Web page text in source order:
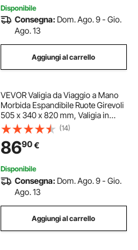
Disponibile
Consegna: Dom. Ago. 9 - Gio.
Ago. 13
Aggiungi al carrello
VEVOR Valigia da Viaggio a Mano
Morbida Espandibile Ruote Girevoli
505 x 340 x 820 mm, Valigia in
Tessuto Bagaglio a Mano con Tasca
Cerniera Lucchetto TSA, Bagaglio
Nero
(14)
8690€
Disponibile
Consegna: Dom. Ago. 9 - Gio.
Ago. 13
Aggiungi al carrello